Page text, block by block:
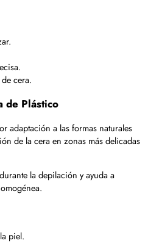
cera.
de Plástico
adaptación a las formas naturales
de la cera en zonas más delicadas
la depilación y ayuda a
piel.